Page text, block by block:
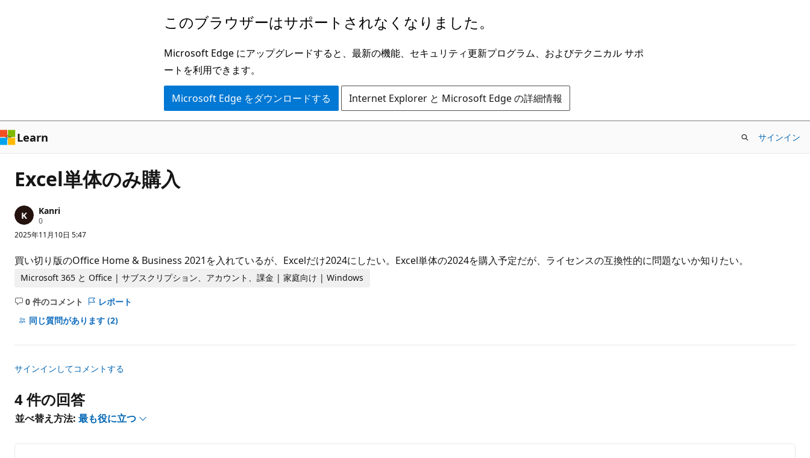
ン
ツ
に
ス
キ
プ
このブラウザーはサポートされなくなりました。
Microsoft Edge にアップグレードすると、最新の機能、セキュリティ更新プログラム、およびテクニカル サポ
ートを利用できます。
Microsoft Edge をダウンロードする Internet Explorer と Microsoft Edge の詳細情報
Learn サインイン
Excel単体のみ購入
Kanri
0評
価
の
イ
ン
ト
2025年11月10日 5:47
買い切り版のOffice Home & Business 2021を入れているが、Excelだけ2024にしたい。Excel単体の2024を購入予定だが、ライセンスの互換性的に問題ないか知りたい。
Microsoft 365 と Office | サブスクリプション、アカウント、課金 | 家庭向け | Windows
0 件のコメント
コ
メ
ト
あ
ま
せ
ん
レポート
同じ質問があります (2)
サインインしてコメントする
4 件の回答
並べ替え方法: 最も役に立つ